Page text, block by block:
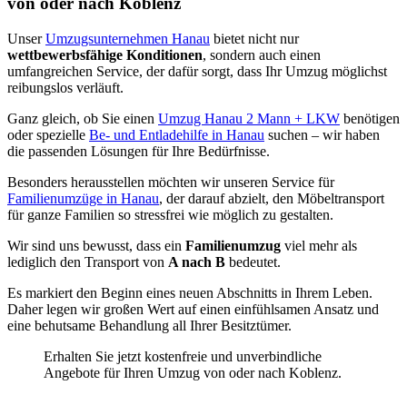
UnserUmzugsunternehmen Hanau bietet nicht nur
wettbewerbsfähige Konditionen, sondern auch einen
umfangreichen Service, der dafür sorgt, dass Ihr Umzug möglichst
reibungslos verläuft.
Ganz gleich, ob Sie einen Umzug Hanau 2 Mann + LKW benötigen
oder spezielle Be- und Entladehilfe in Hanau suchen – wir haben
die passenden Lösungen für Ihre Bedürfnisse.
Besonders herausstellen möchten wir unseren Service für
Familienumzüge in Hanau, der darauf abzielt, den Möbeltransport
für ganze Familien so stressfrei wie möglich zu gestalten.
Wir sind uns bewusst, dass ein Familienumzug viel mehr als
lediglich den Transport von A nach B bedeutet.
Es markiert den Beginn eines neuen Abschnitts in Ihrem Leben.
Daher legen wir großen Wert auf einen einfühlsamen Ansatz und
eine behutsame Behandlung all Ihrer Besitztümer.
Erhalten Sie jetzt kostenfreie und unverbindliche
Angebote für Ihren Umzug von oder nach Koblenz.